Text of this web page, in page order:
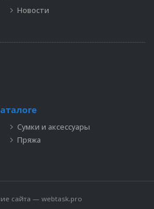
Новости
Сумки и аксессуары
Пряжа
сайта — webtask.pro